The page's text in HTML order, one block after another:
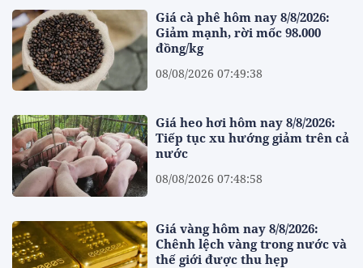
Giá cà phê hôm nay 8/8/2026:
Giảm mạnh, rời mốc 98.000
đồng/kg
08/08/2026 07:49:38
Giá heo hơi hôm nay 8/8/2026:
Tiếp tục xu hướng giảm trên cả
nước
08/08/2026 07:48:58
Giá vàng hôm nay 8/8/2026:
Chênh lệch vàng trong nước và
thế giới được thu hẹp